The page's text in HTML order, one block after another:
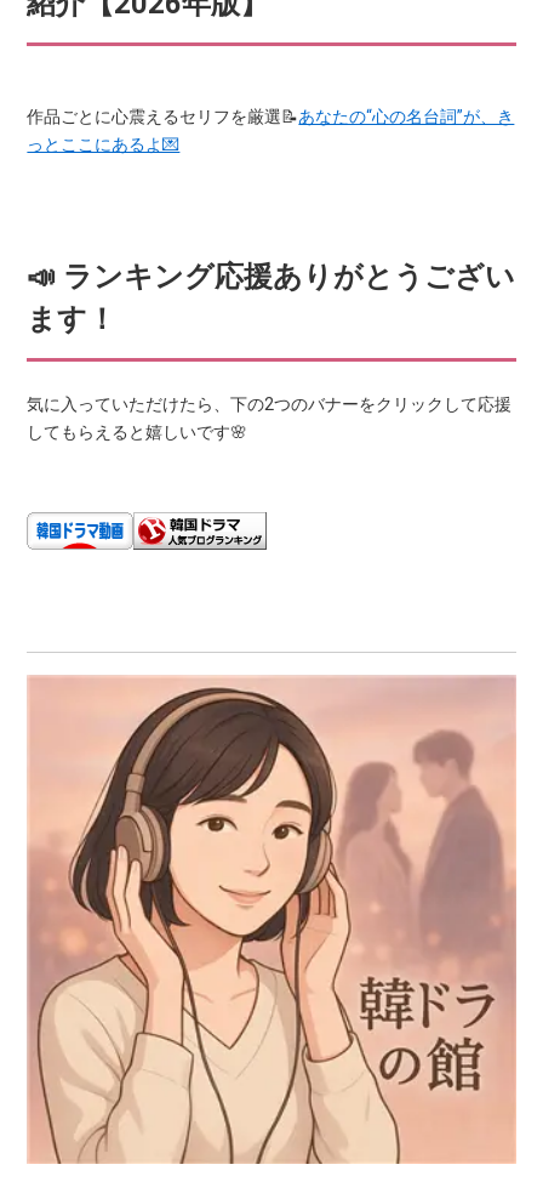
作品ごとに心震えるセリフを厳選📝あなたの“心の名台詞”が、き
っとここにあるよ💌
📣 ランキング応援ありがとうござい
ます！
気に入っていただけたら、下の2つのバナーをクリックして応援
してもらえると嬉しいです🌸